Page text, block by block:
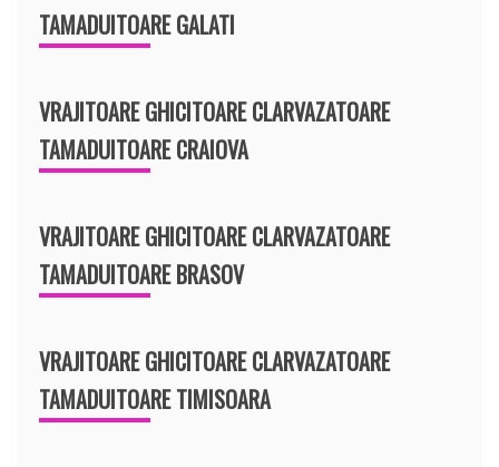
TAMADUITOARE GALATI
VRAJITOARE GHICITOARE CLARVAZATOARE
TAMADUITOARE CRAIOVA
VRAJITOARE GHICITOARE CLARVAZATOARE
TAMADUITOARE BRASOV
VRAJITOARE GHICITOARE CLARVAZATOARE
TAMADUITOARE TIMISOARA